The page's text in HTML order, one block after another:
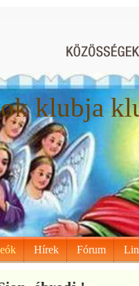
klubja
Hírek Fórum